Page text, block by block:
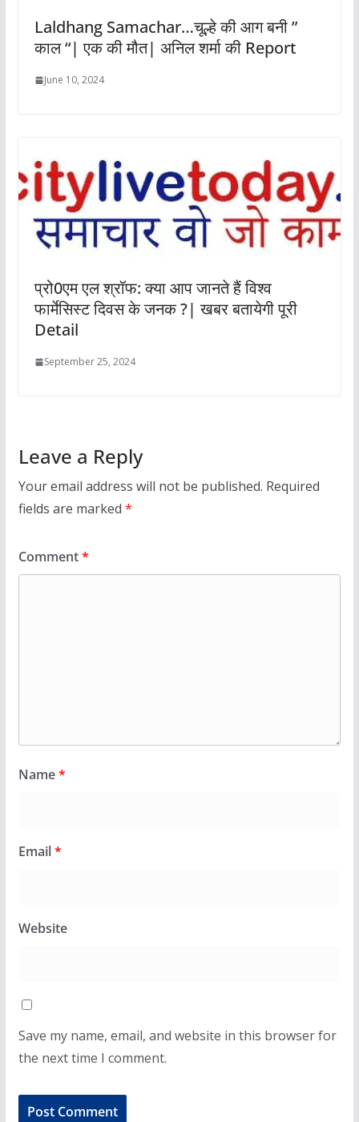
Laldhang Samachar…चूल्हे की आग बनी ”
काल “| एक की मौत| अनिल शर्मा की Report
June 10, 2024
प्रो0एम एल श्रॉफ: क्या आप जानते हैं विश्व
फार्मेसिस्ट दिवस के जनक ?| खबर बतायेगी पूरी
Detail
September 25, 2024
Leave a Reply
Your email address will not be published. Required
fields are marked *
Comment*
Name*
Email*
Website
Save my name, email, and website in this browser for
the next time I comment.